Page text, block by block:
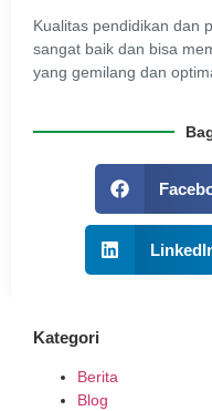
Kualitas pendidikan dan
sangat baik dan bisa
yang gemilang dan
Kategori
Berita
Blog